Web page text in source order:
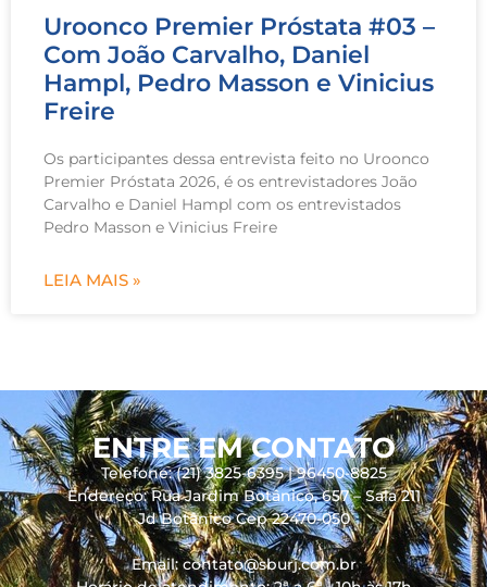
Uroonco Premier Próstata #03 –
Com João Carvalho, Daniel
Hampl, Pedro Masson e Vinicius
Freire
Os participantes dessa entrevista feito no Uroonco
Premier Próstata 2026, é os entrevistadores João
Carvalho e Daniel Hampl com os entrevistados
Pedro Masson e Vinicius Freire
LEIA MAIS »
ENTRE EM CONTATO
Telefone: (21) 3825-6395 | 96450-8825
Endereço: Rua Jardim Botânico, 657 – Sala 211
Jd Botânico Cep 22470-050
Email: contato@sburj.com.br